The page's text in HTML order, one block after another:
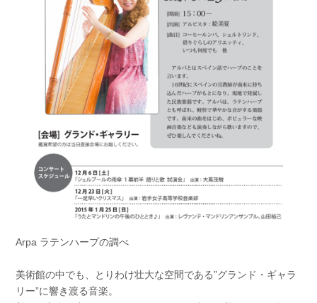
Arpa ラテンハープの調べ
美術館の中でも、とりわけ壮大な空間である”グランド・ギャラ
リー”に響き渡る音楽。